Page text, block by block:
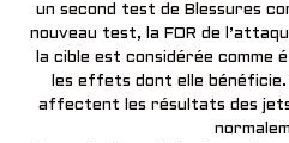
un second test de Blessures
nouveau test, la FOR de
la cible est considérée comme
les effets dont elle
affectent les résultats des jets